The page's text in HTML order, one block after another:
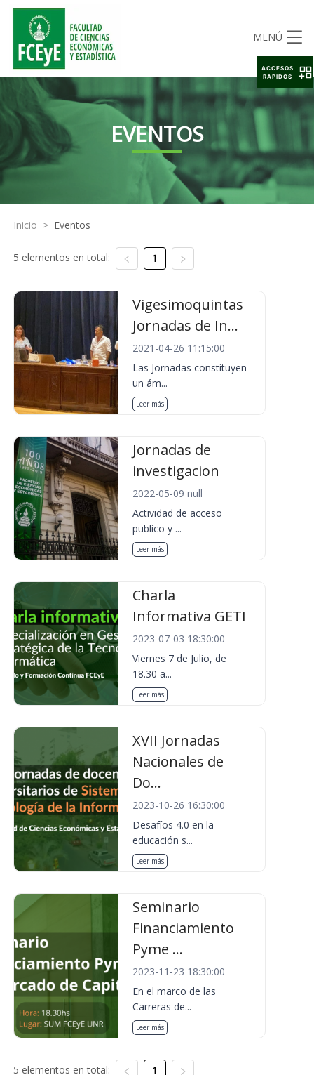
MENÚ
EVENTOS
Inicio > Eventos
5 elementos en total: 1
Vigesimoquintas
Jornadas de In...
2021-04-26 11:15:00
Las Jornadas constituyen
un ám...
Leer más
Jornadas de
investigacion
2022-05-09 null
Actividad de acceso
publico y ...
Leer más
Charla
Informativa GETI
2023-07-03 18:30:00
Viernes 7 de Julio, de
18.30 a...
Leer más
XVII Jornadas
Nacionales de
Do...
2023-10-26 16:30:00
Desafíos 4.0 en la
educación s...
Leer más
Seminario
Financiamiento
Pyme ...
2023-11-23 18:30:00
En el marco de las
Carreras de...
Leer más
5 elementos en total: 1
ACCESOS
RAPIDOS